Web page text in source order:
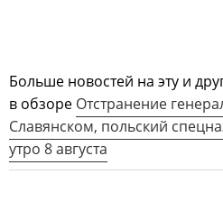
Больше новостей на эту и
в обзоре Отстранение
Славянском, польский
утро 8 августа